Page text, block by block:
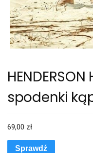
spodenki
69,00 zł
Sprawdź